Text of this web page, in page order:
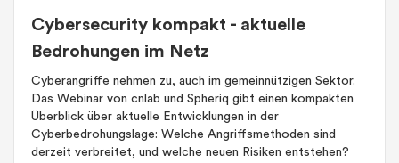
Cybersecurity kompakt - aktuelle
Bedrohungen im Netz
Cyberangriffe nehmen zu, auch im gemeinnützigen Sektor.
Das Webinar von cnlab und Spheriq gibt einen kompakten
Überblick über aktuelle Entwicklungen in der
Cyberbedrohungslage: Welche Angriffsmethoden sind
derzeit verbreitet, und welche neuen Risiken entstehen?